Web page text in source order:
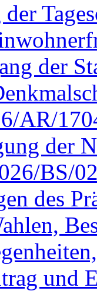
der
AR/
der
BS/
des
und